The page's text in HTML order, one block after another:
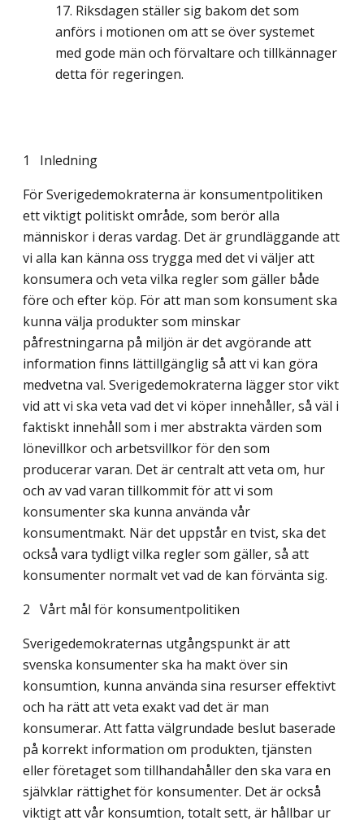
Riksdagen ställer sig bakom det som
anförs i motionen om att se över systemet
med gode män och förvaltare och tillkännager
detta för regeringen.
1 Inledning
För Sverigedemokraterna är konsumentpolitiken
ett viktigt politiskt område, som berör alla
människor i deras vardag. Det är grundläggande att
vi alla kan känna oss trygga med det vi väljer att
konsumera och veta vilka regler som gäller både
före och efter köp. För att man som konsument ska
kunna välja produkter som minskar
påfrestningarna på miljön är det avgörande att
information finns lättillgänglig så att vi kan göra
medvetna val. Sverigedemokraterna lägger stor vikt
vid att vi ska veta vad det vi köper innehåller, så väl i
faktiskt innehåll som i mer abstrakta värden som
lönevillkor och arbetsvillkor för den som
producerar varan. Det är centralt att veta om, hur
och av vad varan tillkommit för att vi som
konsumenter ska kunna använda vår
konsumentmakt. När det uppstår en tvist, ska det
också vara tydligt vilka regler som gäller, så att
konsumenter normalt vet vad de kan förvänta sig.
2 Vårt mål för konsumentpolitiken
Sverigedemokraternas utgångspunkt är att
svenska konsumenter ska ha makt över sin
konsumtion, kunna använda sina resurser effektivt
och ha rätt att veta exakt vad det är man
konsumerar. Att fatta välgrundade beslut baserade
på korrekt information om produkten, tjänsten
eller företaget som tillhandahåller den ska vara en
självklar rättighet för konsumenter. Det är också
viktigt att vår konsumtion, totalt sett, är hållbar ur